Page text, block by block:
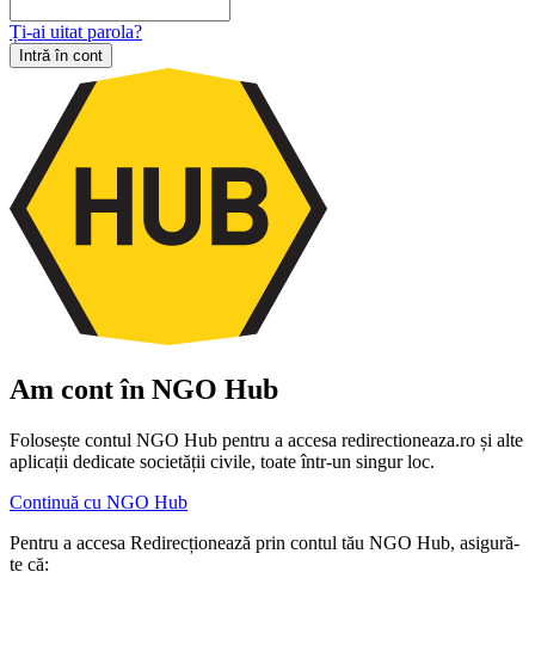
Ți-ai uitat parola?
Intră în cont
Am cont în NGO Hub
Folosește contul NGO Hub pentru a accesa redirectioneaza.ro și alte
aplicații dedicate societății civile, toate într-un singur loc.
Continuă cu NGO Hub
Pentru a accesa Redirecționează prin contul tău NGO Hub, asigură-
te că: